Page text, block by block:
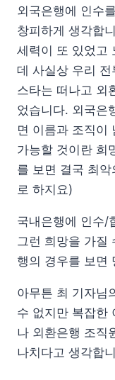
외국은행에 인수
창피하게 생각합
세력이 또 있었고
데 사실상 우리
스타는 떠나고 외
었습니다. 외국은
면 이름과 조직이
가능할 것이란 희
를 보면 결국 최
로 하지요)
국내은행에 인수/
그런 희망을 가질
행의 경우를 보면
아무튼 최 기자님
수 없지만 복잡한
나 외환은행 조직
나치다고 생각합